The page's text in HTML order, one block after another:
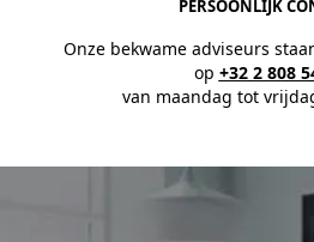
PERSOONLIJK
Onze bekwame adviseurs
op +32 2 808
van maandag tot